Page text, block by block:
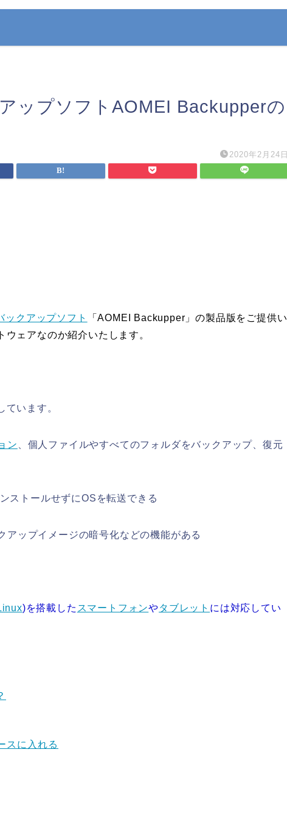
ップソフトAOMEI Backupperの
2020年2月24日
ックアップソフト
「AOMEI Backupper」の製品版をご提供い
ェアなのか紹介いたします。
ています。
ン
、個人ファイルやすべてのフォルダをバックアップ、復元
ストールせずにOSを転送できる
アップイメージの暗号化などの機能がある
)を搭載した スマートフォンやタブレット には対応してい
スに入れる